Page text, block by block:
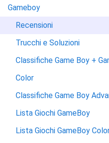
Gameboy
Recensioni
Trucchi e Soluzioni
Classifiche Game Boy +
Color
Classifiche Game Boy
Lista Giochi GameBoy
Lista Giochi GameBoy